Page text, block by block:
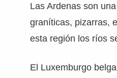
Las Ardenas son
graníticas, pizarras,
esta región los ríos
El Luxemburgo